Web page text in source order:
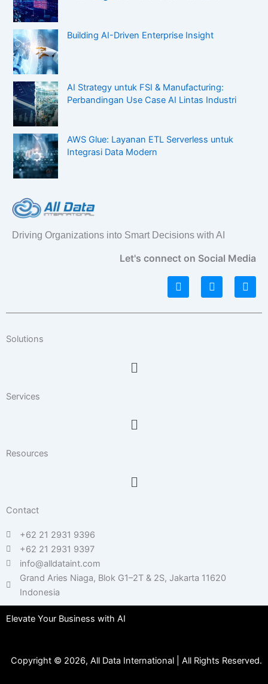
Building AI-Driven Enterprise Insight
AI Strategy untuk FSI & Manufacturing:
Perbandingan Use Case AI Lintas Industri
AWS Glue: Layanan ETL Serverless untuk
Integrasi Data Modern
Driving Organizations into Smart Decisions with AI
Let's connect on Social Media
L
i
k
I
n
t
F
a
e
Solutions
Menu
Services
Menu
Resources
Menu
Contact
+62 21 2931 9396
+62 21 2931 9397
info@alldataint.com
Grand Aries Niaga, Blok G1–2T & 2S, Jakarta 11620
Indonesia
Elevate Your Business with AI
Copyright © 2026, All Data International | All Rights Reserved.